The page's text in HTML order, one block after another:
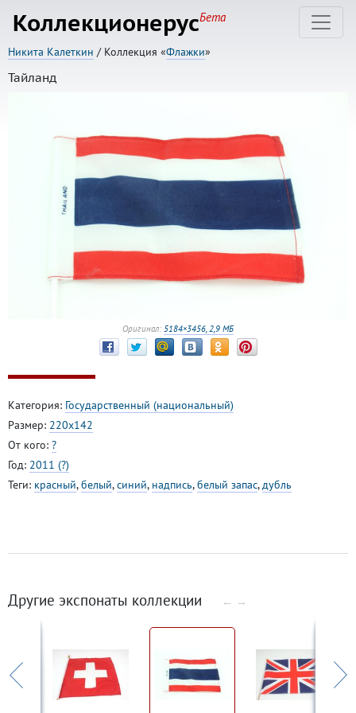
КоллекционерусБета
Никита Калеткин / Коллекция «Флажки»
Тайланд
Оригинал: 5184×3456, 2,9 МБ
Категория: Государственный (национальный)
Размер: 220х142
От кого: ?
Год: 2011 (?)
Теги: красный,белый,синий, надпись,белый запас,дубль
Другие экспонаты коллекции ← →